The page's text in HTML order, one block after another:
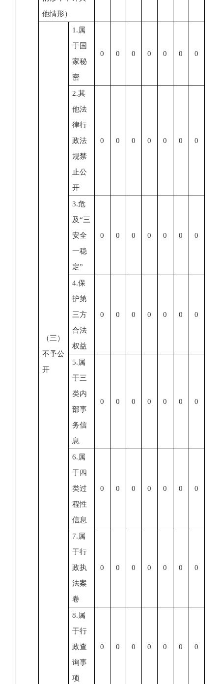
他情形）
（三）
不予公
开
1.属
于国
家秘
密
0 0 0 0 0 0 0
2.其
他法
律行
政法
规禁
止公
开
0 0 0 0 0 0 0
3.危
及“三
安全
一稳
定”
0 0 0 0 0 0 0
4.保
护第
三方
合法
权益
0 0 0 0 0 0 0
5.属
于三
类内
部事
务信
息
0 0 0 0 0 0 0
6.属
于四
类过
程性
信息
0 0 0 0 0 0 0
7.属
于行
政执
法案
卷
0 0 0 0 0 0 0
8.属
于行
政查
询事
项
0 0 0 0 0 0 0